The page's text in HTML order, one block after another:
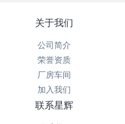
关于我们
公司简介
荣誉资质
厂房车间
加入我们
联系星辉